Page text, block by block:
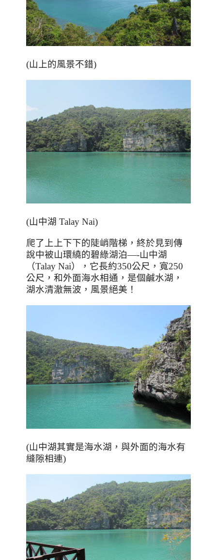
(山上的風景不錯)
(山中湖 Talay Nai)
爬了上上下下的陡峭階梯，終於見到傳
說中被山環繞的碧綠湖泊—-山中湖
（Talay Nai），它長約350公尺，寬250
公尺，和外面海水相通，是個鹹水湖，
湖水清澈無波，風景絕美！
(山中湖其實是海水湖，與外面的海水有
縫隙相連)